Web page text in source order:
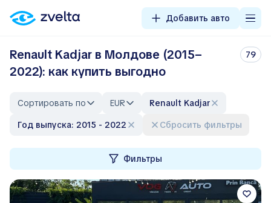
Добавить авто
Renault Kadjar в Молдове (2015–
2022): как купить выгодно
79
Сортировать по EUR
Renault Kadjar
Год выпуска: 2015 - 2022
Сбросить фильтры
Фильтры